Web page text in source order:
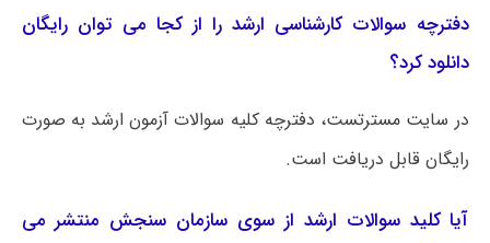
دفترچه سوالات کارشناسی ارشد را از کجا می توان رایگان
دانلود کرد؟
در سایت مسترتست، دفترچه کلیه سوالات آزمون ارشد به صورت
رایگان قابل دریافت است.
آیا کلید سوالات ارشد از سوی سازمان سنجش منتشر می